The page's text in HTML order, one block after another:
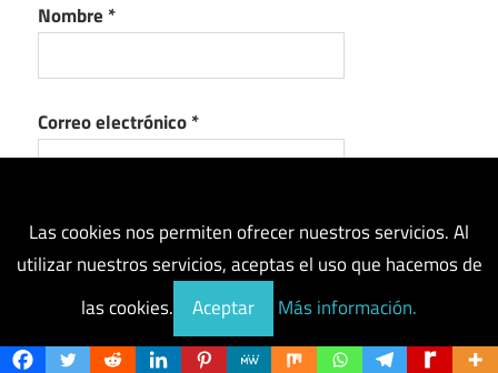
Nombre *
Correo electrónico*
Web
Guarda mi nombre, correo electrónico y web en
este navegador para la próxima vez que comente.
Las cookies nos permiten ofrecer nuestros servicios. Al
utilizar nuestros servicios, aceptas el uso que hacemos de
las cookies.
Aceptar Más información.